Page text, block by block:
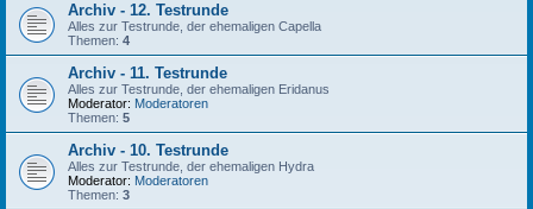
Archiv - 12. Testrunde
Alles zur Testrunde, der ehemaligen Capella
Themen: 4
Archiv - 11. Testrunde
Alles zur Testrunde, der ehemaligen Eridanus
Moderator: Moderatoren
Themen: 5
Archiv - 10. Testrunde
Alles zur Testrunde, der ehemaligen Hydra
Moderator: Moderatoren
Themen: 3